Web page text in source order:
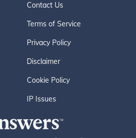
Contact Us
Terms of Service
Privacy Policy
Disclaimer
Cookie Policy
IP Issues